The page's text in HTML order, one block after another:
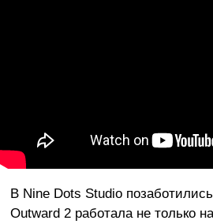
В Nine Dots Studio
Outward 2 работала не только